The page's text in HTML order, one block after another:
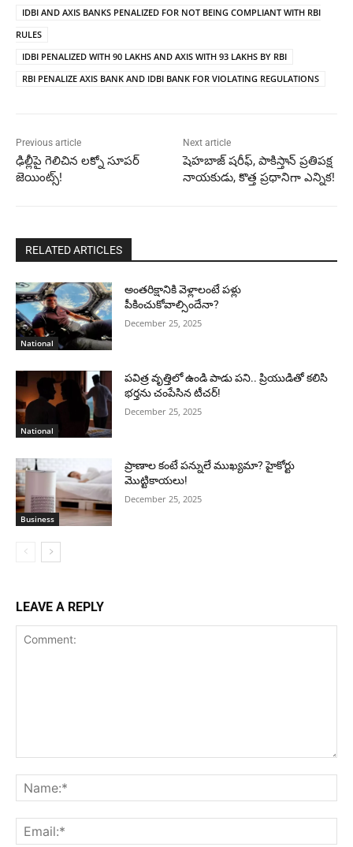
IDBI AND AXIS BANKS PENALIZED FOR NOT BEING COMPLIANT WITH RBI
RULES
IDBI PENALIZED WITH 90 LAKHS AND AXIS WITH 93 LAKHS BY RBI
RBI PENALIZE AXIS BANK AND IDBI BANK FOR VIOLATING REGULATIONS
Previous article
ఢిల్లీపై గెలిచిన లక్నో సూపర్
జెయింట్స్!
Next article
షెహబాజ్ షరీఫ్, పాకిస్తాన్ ప్రతిపక్ష
నాయకుడు, కొత్త ప్రధానిగా ఎన్నిక!
RELATED ARTICLES
National
అంతరిక్షానికి వెళ్లాలంటే పళ్లు
పీకించుకోవాల్సిందేనా?
December 25, 2025
National
పవిత్ర వృత్తిలో ఉండి పాడు పని.. ప్రియుడితో కలిసి
భర్తను చంపేసిన టీచర్!
December 25, 2025
Business
ప్రాణాల కంటే పన్నులే ముఖ్యమా? హైకోర్టు
మొట్టికాయలు!
December 25, 2025
LEAVE A REPLY